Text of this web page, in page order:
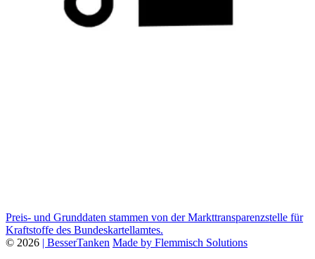
Preis- und Grunddaten stammen von der Markttransparenzstelle für
Kraftstoffe des Bundeskartellamtes.
© 2026 | BesserTanken Made by Flemmisch Solutions